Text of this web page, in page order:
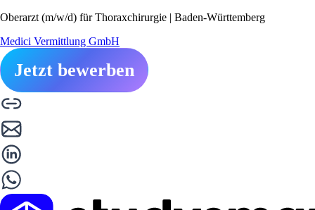
Oberarzt (m/w/d) für Thoraxchirurgie | Baden-Württemberg
Medici Vermittlung GmbH
Jetzt bewerben